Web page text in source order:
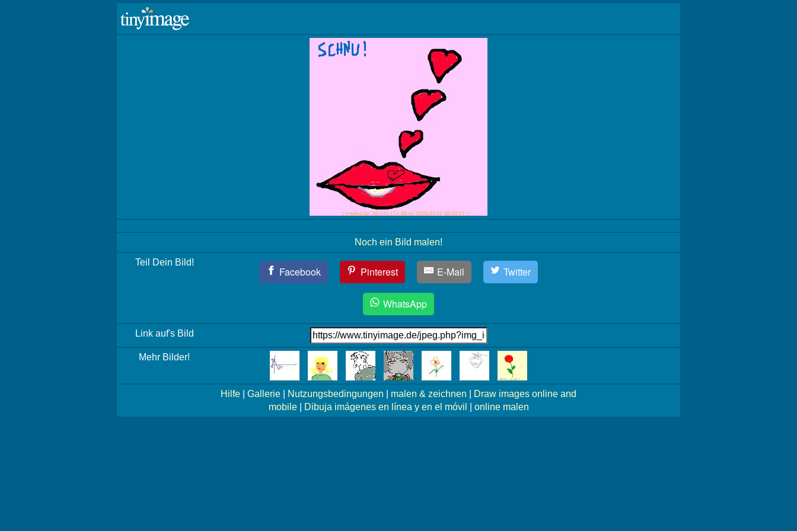
Noch ein Bild malen!
Teil Dein Bild!
Facebook Pinterest E-Mail Twitter
WhatsApp
Link auf's Bild
Mehr Bilder!
Hilfe Gallerie Nutzungsbedingungen malen & zeichnen
Draw images online and
mobile| Dibuja imágenes en línea y en el móvil online malen